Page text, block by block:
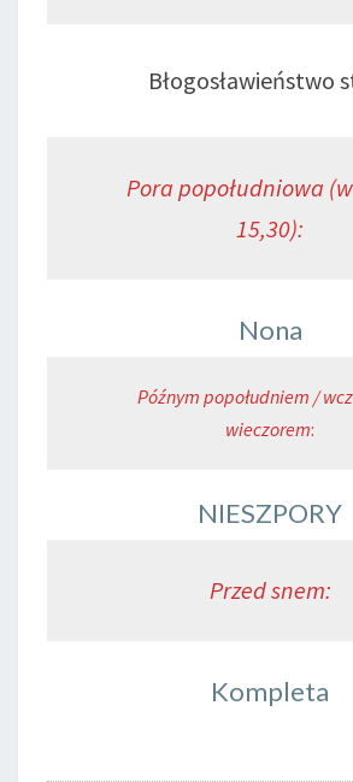
Błogosławieństwo
Pora popołudniowa
15,30):
Nona
Późnym popołudniem /
wieczorem:
NIESZPORY
Przed snem:
Kompleta